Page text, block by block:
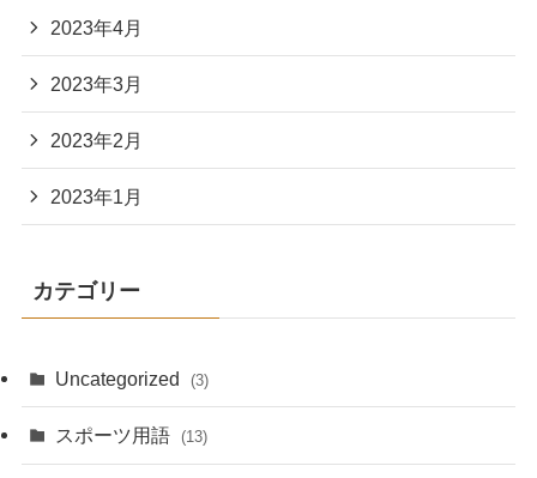
2023年4月
2023年3月
2023年2月
2023年1月
カテゴリー
Uncategorized (3)
スポーツ用語 (13)